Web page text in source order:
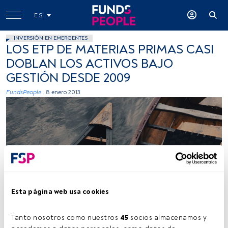
Esta página web usa cookies
Tanto nosotros como nuestros 45 socios almacenamos y
ES
INVERSIÓN EN EMERGENTES
LOS ETP DE MATERIAS PRIMAS CASI
DOBLAN LOS ACTIVOS BAJO
GESTIÓN DESDE 2009
FundsPeople . 8 enero 2013
Tiempo lectura: 1 min.